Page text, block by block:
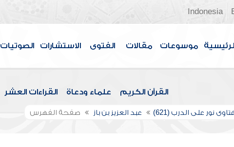
Indonesia
موسوعات مقالات الفتوى الاستشارات الصوتيات
القرآن الكريم علماء ودعاة القراءات العشر
فتاوى نور على الدرب (621) عبد العزيز بن باز صفحة الفهرس